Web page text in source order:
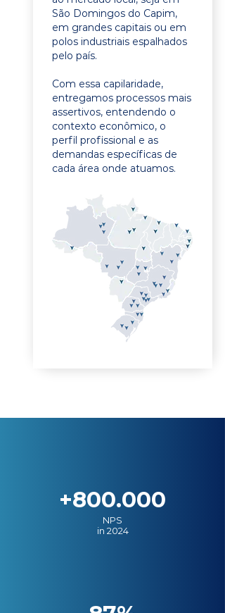
São Domingos do Capim,
em grandes capitais ou em
polos industriais espalhados
pelo país.
Com essa capilaridade,
entregamos processos mais
assertivos, entendendo o
contexto econômico, o
perfil profissional e as
demandas específicas de
cada área onde atuamos.
+800.000
NPS
in 2024